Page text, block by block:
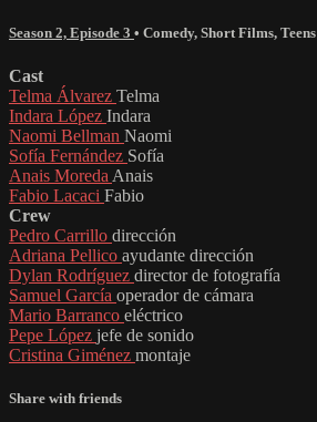
Season 2, Episode 3 • Comedy, Short Films, Teens
Cast
Telma Álvarez Telma
Indara López Indara
Naomi Bellman Naomi
Sofía Fernández Sofía
Anais Moreda Anais
Fabio Lacaci Fabio
Crew
Pedro Carrillo dirección
Adriana Pellico ayudante dirección
Dylan Rodríguez director de fotografía
Samuel García operador de cámara
Mario Barranco eléctrico
Pepe López jefe de sonido
Cristina Giménez montaje
Share with friends